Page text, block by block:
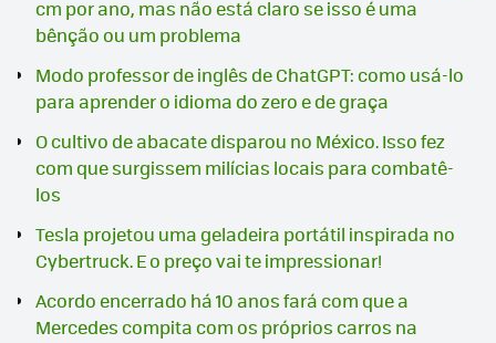
cm por ano, mas não está claro se isso é uma
bênção ou um problema
Modo professor de inglês de ChatGPT: como usá-lo
para aprender o idioma do zero e de graça
O cultivo de abacate disparou no México. Isso fez
com que surgissem milícias locais para combatê-
los
Tesla projetou uma geladeira portátil inspirada no
Cybertruck. E o preço vai te impressionar!
Acordo encerrado há 10 anos fará com que a
Mercedes compita com os próprios carros na